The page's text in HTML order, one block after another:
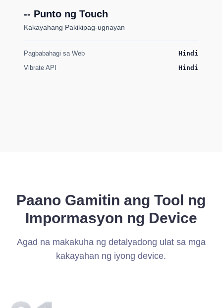
-- Punto ng Touch
Kakayahang Pakikipag-ugnayan
Pagbabahagi sa Web
Hindi
Vibrate API
Hindi
Paano Gamitin ang Tool ng
Impormasyon ng Device
Agad na makakuha ng detalyadong ulat sa mga
kakayahan ng iyong device.